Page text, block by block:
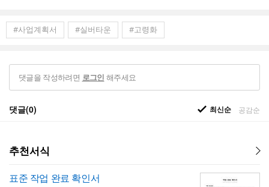
#사업계획서 #실버타운 #고령화
댓글을 작성하려면 로그인 해주세요
댓글(0) 최신순 공감순
추천서식
표준 작업 완료 확인서